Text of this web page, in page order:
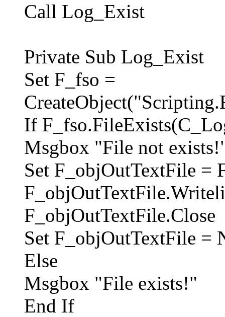
Call Log_Exist
Private Sub Log_Exist
Set F_fso =
If
Msgbox "File not
Set F_objOutTextFile =
F_objOutTextFile.Close
Set F_objOutTextFile =
Else
Msgbox "File exists!"
End If